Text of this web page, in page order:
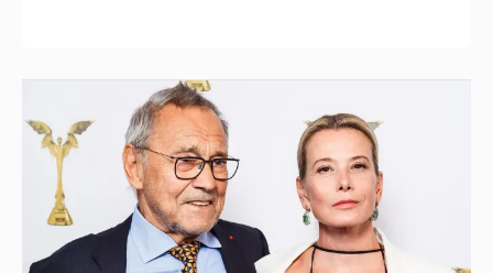
В сети появилось архивное фото Андрея
Кончаловского и Юлии Высоцкой на
отдыхе в Италии
18